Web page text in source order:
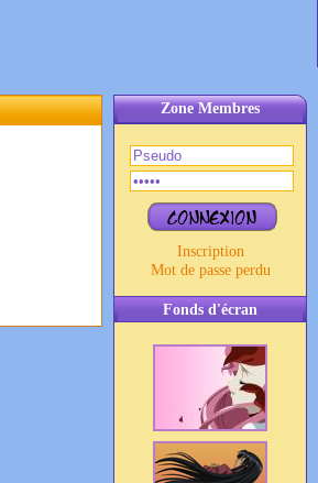
Zone Membres
Inscription
Mot de passe perdu
Fonds d'écran